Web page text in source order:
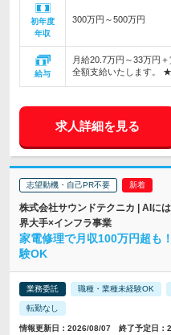
初年度
年収
300万円～500万円
給与
月給20.7万円～33万円
全額支給いたします。
求人詳細を見る
志望動機・自己PR不要
株式会社サウンドテクニカ | AIに
界大手×インフラ事業
家電修理で月収100万円超も
験OK
業務委託 職種・業種未経験OK
転勤なし
情報更新日：2026/08/07 終了予定日：